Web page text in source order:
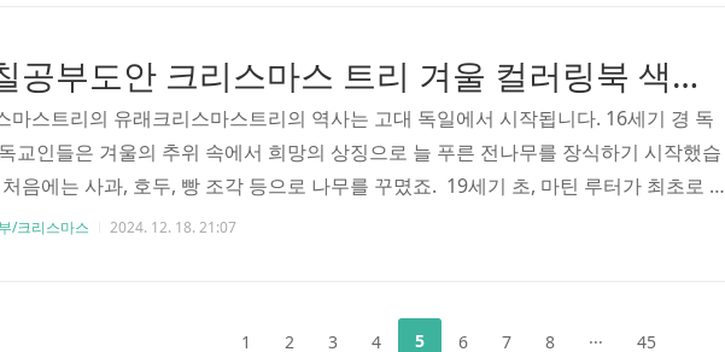
가지 독특한 도안을 선보입니다. 클래식한 산타 양말부터 귀여운 루돌프, 우아한 눈
턴까지, 다채로..
색칠공부도안 크리스마스 트리 겨울 컬러링북 색칠하기 색칠공부 유아 어르신 노인 시니어 인지프로그램 치매예방 활동지 무료
마스트리의 유래크리스마스트리의 역사는 고대 독일에서 시작됩니다. 16세기 경 독
교인들은 겨울의 추위 속에서 희망의 상징으로 늘 푸른 전나무를 장식하기 시작했습
음에는 사과, 호두, 빵 조각 등으로 나무를 꾸몄죠. 19세기 초, 마틴 루터가 최초로 나
불을 달기 시작했고, 이후 전기 조명의 발명과 함께 크리스마스트리는 전 세계로 퍼
은 단순한 그림이 아닙니다. 그것은 수백 년의 전통을 여러분의 손끝으로 되살리는 여
/크리스마스 2024. 12. 18. 21:07
1 2 3 4 5 6 7 8 ··· 45